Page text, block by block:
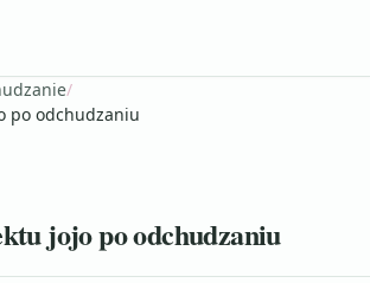
/
po odchudzaniu
jojo po odchudzaniu